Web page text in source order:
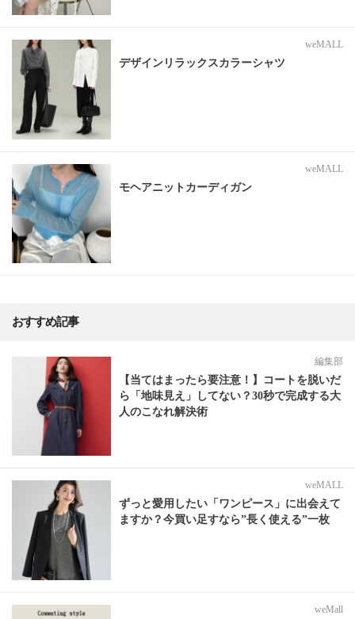
weMALL
デザインリラックスカラーシャツ
weMALL
モヘアニットカーディガン
おすすめ記事
編集部
【当てはまったら要注意！】コートを脱いだ
ら「地味見え」してない？30秒で完成する大
人のこなれ解決術
weMALL
ずっと愛用したい「ワンピース」に出会えて
ますか？今買い足すなら”長く使える”一枚
weMall